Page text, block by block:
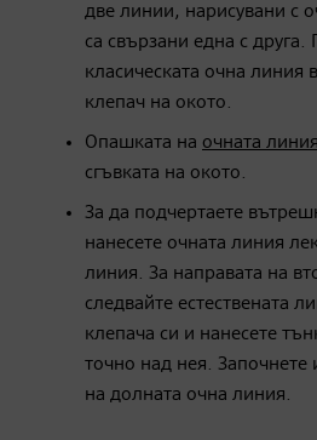
две линии, нарисувани с
са свързани една с
класическата очна линия
клепач на окото.
Опашката на очната линия
сгъвката на окото.
За да подчертаете
нанесете очната линия
линия. За направата на
следвайте естествената
клепача си и нанесете
точно над нея. Започнете
на долната очна линия.